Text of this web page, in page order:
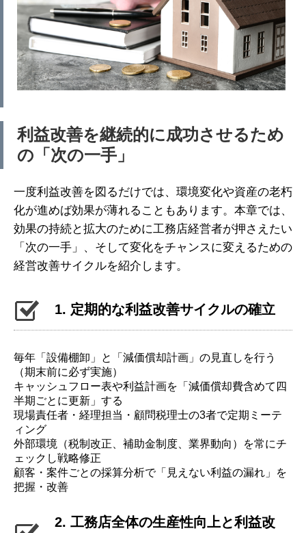
利益改善を継続的に成功させるため
の「次の一手」
一度利益改善を図るだけでは、環境変化や資産の老朽
化が進めば効果が薄れることもあります。本章では、
効果の持続と拡大のために工務店経営者が押さえたい
「次の一手」、そして変化をチャンスに変えるための
経営改善サイクルを紹介します。
1. 定期的な利益改善サイクルの確立
毎年「設備棚卸」と「減価償却計画」の見直しを行う
（期末前に必ず実施）
キャッシュフロー表や利益計画を「減価償却費含めて四
半期ごとに更新」する
現場責任者・経理担当・顧問税理士の3者で定期ミーテ
ィング
外部環境（税制改正、補助金制度、業界動向）を常にチ
ェックし戦略修正
顧客・案件ごとの採算分析で「見えない利益の漏れ」を
把握・改善
2. 工務店全体の生産性向上と利益改